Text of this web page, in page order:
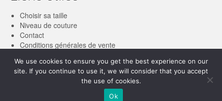
Choisir sa taille
Niveau de couture
Contact
Conditions générales de vente
We use cookies to ensure you get the best experience on our
site. If you continue to use it, we will consider that you accept
the use of cookies.
Ok